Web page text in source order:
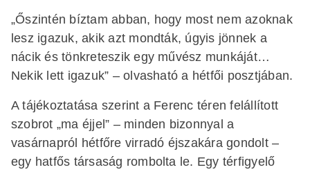
„Őszintén bíztam abban, hogy most nem azoknak
lesz igazuk, akik azt mondták, úgyis jönnek a
nácik és tönkreteszik egy művész munkáját…
Nekik lett igazuk” – olvasható a hétfői posztjában.
A tájékoztatása szerint a Ferenc téren felállított
szobrot „ma éjjel” – minden bizonnyal a
vasárnapról hétfőre virradó éjszakára gondolt –
egy hatfős társaság rombolta le. Egy térfigyelő